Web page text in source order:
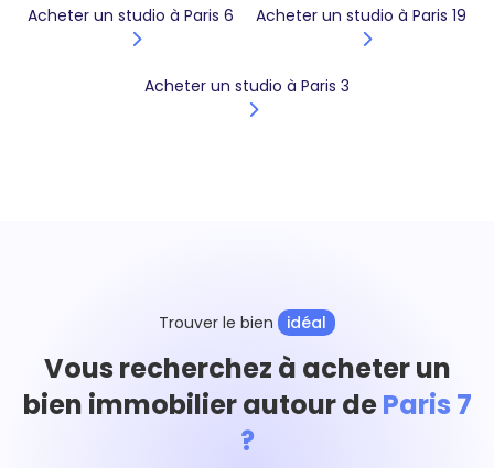
Acheter un studio à Paris 6 Acheter un studio à Paris 19
Acheter un studio à Paris 3
Trouver le bien idéal
Vous recherchez à acheter un
bien immobilier autour deParis 7
?